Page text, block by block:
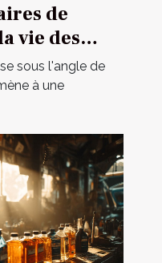
de
vie des
sous l'angle de
à une